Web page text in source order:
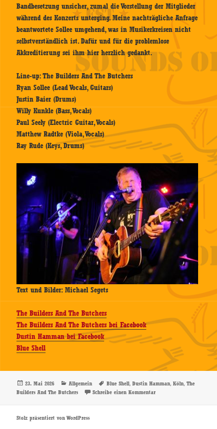
Bandbesetzung unsicher, zumal die Vorstellung der Mitglieder
während des Konzerts unterging. Meine nachträgliche Anfrage
beantwortete Sollee umgehend, was in Musikerkreisen nicht
selbstverständlich ist. Dafür und für die problemlose
Akkreditierung sei ihm hier herzlich gedankt.
Line-up: The Builders And The Butchers
Ryan Sollee (Lead Vocals, Guitars)
Justin Baier (Drums)
Willy Kunkle (Bass, Vocals)
Paul Seely (Electric Guitar, Vocals)
Matthew Radtke (Viola, Vocals)
Ray Rude (Keys, Drums)
Text und Bilder: Michael Segets
The Builders And The Butchers
The Builders And The Butchers bei Facebook
Dustin Hamman bei Facebook
Blue Shell
Veröffentlicht
am
23. Mai 2026 Kategorien
Allgemein Schlagwörter
Blue Shell,Dustin Hamman,Köln,The
Builders And The Butchers
Schreibe einen Kommentarzu The Builders And The
Stolz präsentiert von WordPress